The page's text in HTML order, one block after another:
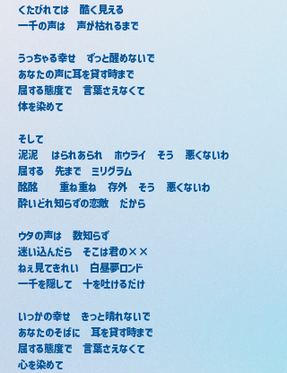
くたびれては　酷く見える
一千の声は　声が枯れるまで
うっちゃる幸せ　ずっと醒めないで
あなたの声に耳を貸す時まで
屈する態度で　言葉さえなくて
体を染めて
そして
泥泥 　はられあられ　ホウライ　そう　悪くないわ
屈する　先まで　ミリグラム
酩酩　　重ね重ね　存外　そう　悪くないわ
酔いどれ知らずの恋敵　だから
ウタの声は　数知らず
迷い込んだら　そこは君の××
ねぇ見てきれい　白昼夢ロンド
一千を隠して　十を吐けるだけ
いっかの幸せ　きっと晴れないで
あなたのそばに　耳を貸す時まで
屈する態度で　言葉さえなくて
心を染めて